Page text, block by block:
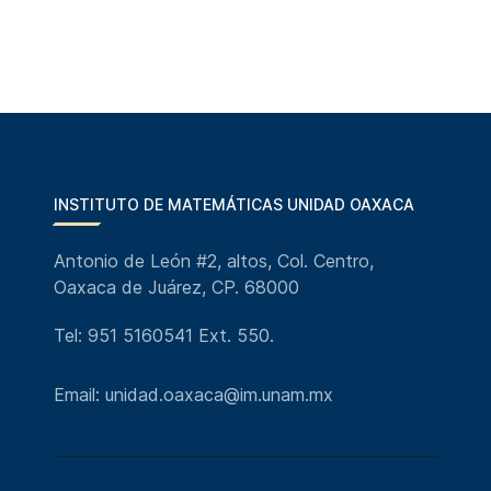
INSTITUTO DE MATEMÁTICAS UNIDAD OAXACA
Antonio de León #2, altos, Col. Centro,
Oaxaca de Juárez, CP. 68000
Tel: 951 5160541 Ext. 550.
Email: unidad.oaxaca@im.unam.mx